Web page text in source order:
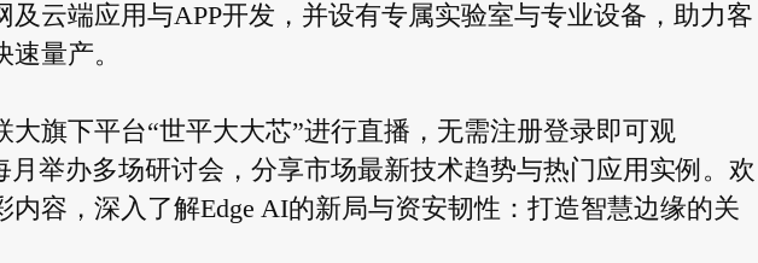
及云端应用与APP开发，并设有专属实验室与专业设备，助力客
量产。
大旗下平台“世平大大芯”进行直播，无需注册登录即可观
月举办多场研讨会，分享市场最新技术趋势与热门应用实例。欢
内容，深入了解Edge AI的新局与资安韧性：打造智慧边缘的关